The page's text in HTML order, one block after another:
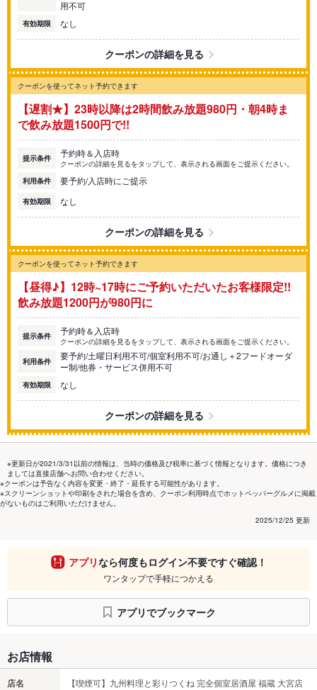
用不可
有効期限 なし
クーポンの詳細を見る
クーポンを使ってネット予約できます
【遅割★】23時以降は2時間飲み放題980円・朝4時ま
で飲み放題1500円で!!
提示条件 予約時＆入店時
クーポンの詳細を見るをタップして、表示される画面をご提示ください。
利用条件
要予約/入店時にご提示
有効期限 なし
クーポンの詳細を見る
クーポンを使ってネット予約できます
【昼得♪】12時~17時にご予約いただいたお客様限定!!
飲み放題1200円が980円に
提示条件 予約時＆入店時
クーポンの詳細を見るをタップして、表示される画面をご提示ください。
利用条件
要予約/土曜日利用不可/個室利用不可/お通し＋2フードオーダ
ー制/他券・サービス併用不可
有効期限 なし
クーポンの詳細を見る
※更新日が2021/3/31以前の情報は、当時の価格及び税率に基づく情報となります。価格につき
ましては直接店舗へお問い合わせください。
※クーポンは予告なく内容を変更・終了・延長する可能性があります。
※スクリーンショットや印刷をされた場合を含め、クーポン利用時点でホットペッパーグルメに掲載
がないものはご利用いただけません。
2025/12/25 更新
アプリなら何度もログイン不要ですぐ確認！
ワンタップで手軽につかえる
アプリでブックマーク
お店情報
店名 【喫煙可】九州料理と彩りつくね 完全個室居酒屋 福蔵 大宮店